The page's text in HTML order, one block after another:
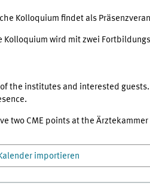
Kolloquium findet als
Kolloquium wird mit zwei
the institutes and interested
two CME points at the
importieren